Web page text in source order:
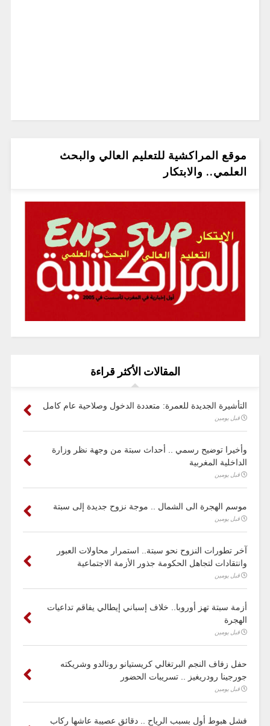
موقع المراكشية للتعليم العالي والبحث
العلمي.. والابتكار
المقالات الأكثر قراءة
التأشيرة الجديدة للعمرة: متعددة الدخول وصلاحية عام كامل
قبل يومين
وأخيرا توضيح رسمي .. أحداث سبتة من وجهة نظر وزارة
الداخلية المغربية
قبل يومين
موسم الهجرة الى الشمال .. موجة نزوح جديدة إلى سبتة
قبل يومين
آخر تطورات النزوح نحو سبتة.. استمرار محاولات العبور
وانتقادات لتجاهل الحكومة جذور الأزمة الاجتماعية
قبل يومين
أزمة سبتة تهز أوروبا.. خلاف إسباني إيطالي يفاقم تداعيات
الهجرة
قبل يومين
حفل زفاف النجم البرتغالي كريستيانو رونالدو وشريكته
جورجينا رودريغيز .. تسريبات الحضور
قبل يومين
فشل هبوط أول بسبب الرياح .. دقائق عصيبة عاشها ركاب